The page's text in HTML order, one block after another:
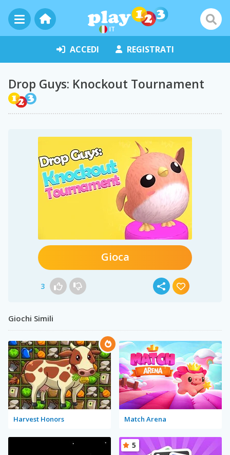
IT
ACCEDI REGISTRATI
Drop Guys: Knockout Tournament
Gioca
3
Giochi Simili
Harvest Honors Match Arena
5